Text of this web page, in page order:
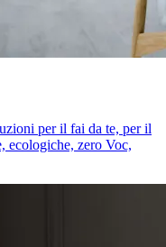
per il fai da te, per il
ecologiche, zero Voc,